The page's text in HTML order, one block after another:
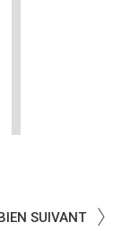
SUIVANT